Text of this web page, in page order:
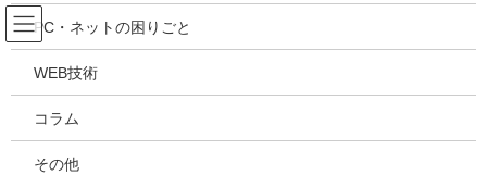
コ
ン
テ
ツ
ス
ナ
ビ
ゲ
シ
ン
吉川万能ＩＴ研究所
メディア
HOME
PC・ネットの困りごと
WEB技術
コラム
その他